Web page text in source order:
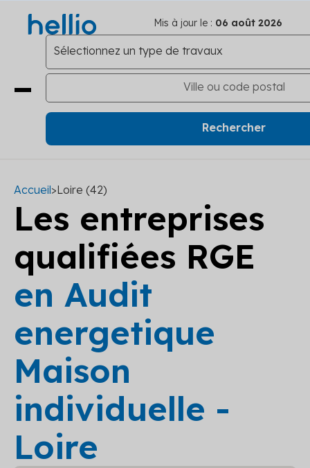
Mis à jour le : 06 août 2026
Accueil>Loire (42)
Les entreprises
qualifiées RGE
en Audit
energetique
Maison
individuelle -
Loire